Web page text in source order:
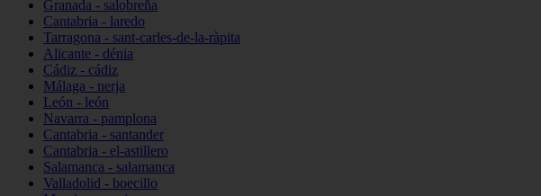
Granada - salobreña
Cantabria - laredo
Tarragona - sant-carles-de-la-ràpita
Alicante - dénia
Cádiz - cádiz
Málaga - nerja
León - león
Navarra - pamplona
Cantabria - santander
Cantabria - el-astillero
Salamanca - salamanca
Valladolid - boecillo